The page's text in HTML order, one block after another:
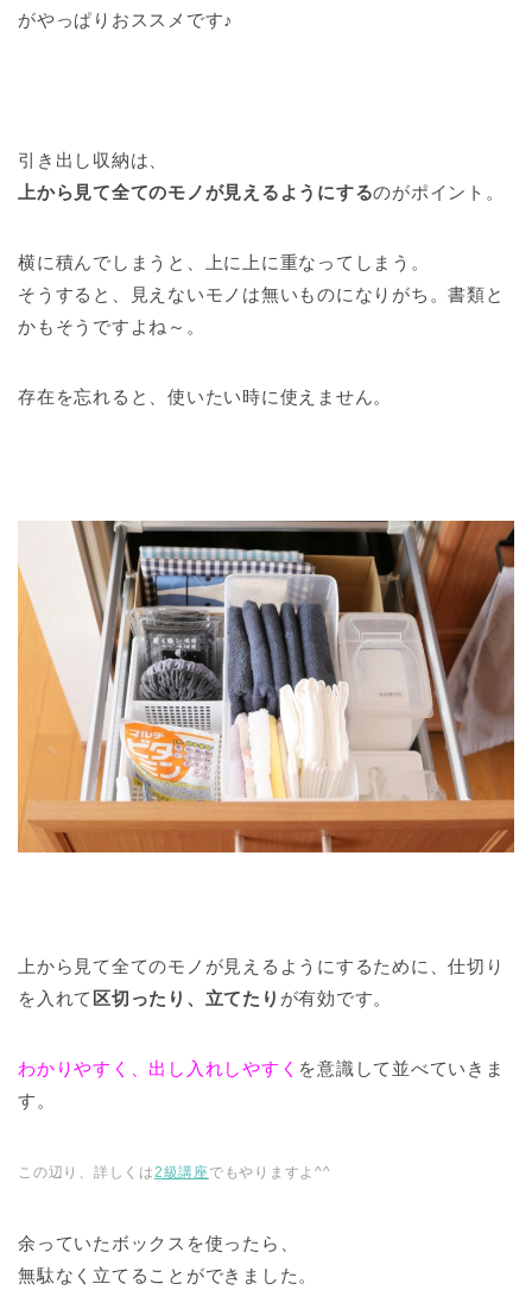
がやっぱりおススメです♪
引き出し収納は、
上から見て全てのモノが見えるようにするのがポイント。
横に積んでしまうと、上に上に重なってしまう。
そうすると、見えないモノは無いものになりがち。書類と
かもそうですよね～。
存在を忘れると、使いたい時に使えません。
上から見て全てのモノが見えるようにするために、仕切り
を入れて 区切ったり、立てたり が有効です。
わかりやすく、出し入れしやすく を意識して並べていきま
す。
この辺り、詳しくは2級講座でもやりますよ^^
余っていたボックスを使ったら、
無駄なく立てることができました。